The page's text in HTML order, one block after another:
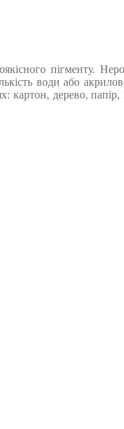
пігменту.
води або
дерево, папір,